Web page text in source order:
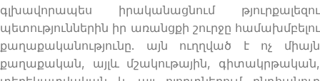
գլխավորապես իրականացնում թյուրքալեզու
պետություններին իր առանցքի շուրջը համախմբելու
քաղաքականությունը. այն ուղղված է ոչ միայն
քաղաքական, այլև մշակութային, գիտակրթական,